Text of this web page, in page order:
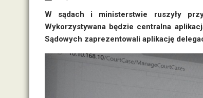
W sądach i ministerstwie ruszyły
Wykorzystywana będzie centralna
Sądowych zaprezentowali aplikację